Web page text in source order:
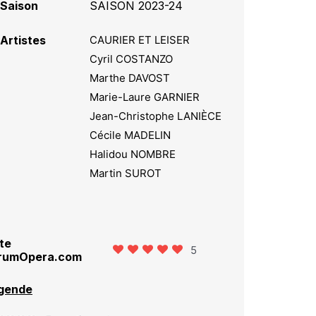
Saison SAISON 2023-24
Artistes
CAURIER ET LEISER
Cyril COSTANZO
Marthe DAVOST
Marie-Laure GARNIER
Jean-Christophe LANIÈCE
Cécile MADELIN
Halidou NOMBRE
Martin SUROT
5